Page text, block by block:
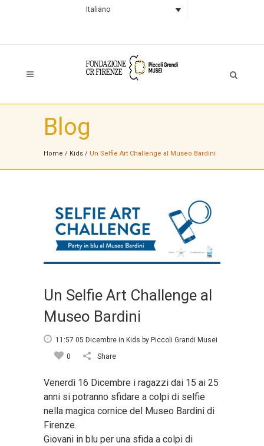
Italiano
Blog
Home / Kids / Un Selfie Art Challenge al Museo Bardini
Un Selfie Art Challenge al
Museo Bardini
11:57 05 Dicembre in Kids by Piccoli Grandi Musei
0
Share
Venerdì 16 Dicembre i ragazzi dai 15 ai 25
anni si potranno sfidare a colpi di selfie
nella magica cornice del Museo Bardini di
Firenze.
Giovani in blu per una sfida a colpi di